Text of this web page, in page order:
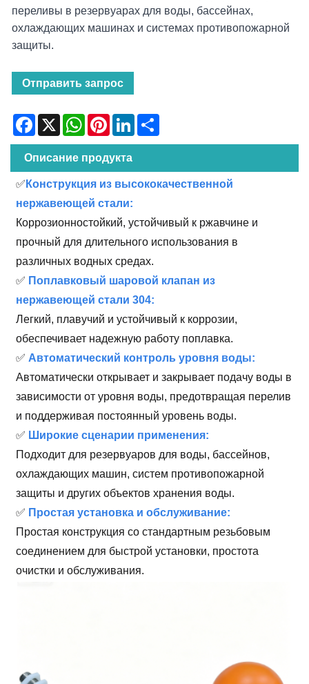
переливы в резервуарах для воды, бассейнах,
охлаждающих машинах и системах противопожарной
защиты.
Отправить запрос
Facebook
X WhatsAppPinterestLinkedIn
Описание продукта
✅ Конструкция из высококачественной
нержавеющей стали:
Коррозионностойкий, устойчивый к ржавчине и
прочный для длительного использования в
различных водных средах.
✅ Поплавковый шаровой клапан из
нержавеющей стали 304:
Легкий, плавучий и устойчивый к коррозии,
обеспечивает надежную работу поплавка.
✅ Автоматический контроль уровня воды:
Автоматически открывает и закрывает подачу воды в
зависимости от уровня воды, предотвращая перелив
и поддерживая постоянный уровень воды.
✅ Широкие сценарии применения:
Подходит для резервуаров для воды, бассейнов,
охлаждающих машин, систем противопожарной
защиты и других объектов хранения воды.
✅ Простая установка и обслуживание:
Простая конструкция со стандартным резьбовым
соединением для быстрой установки, простота
очистки и обслуживания.